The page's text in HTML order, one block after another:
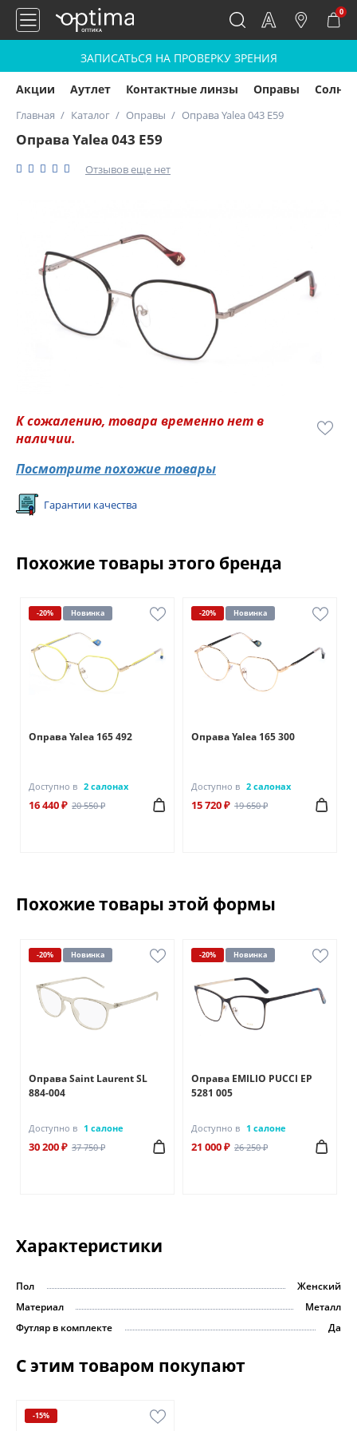
0
ЗАПИСАТЬСЯ НА ПРОВЕРКУ ЗРЕНИЯ
Акции Аутлет Контактные линзы Оправы
Главная Каталог Оправы Оправа Yalea 043 E59
Оправа Yalea 043 E59
Отзывов еще нет
К сожалению, товара временно нет в
наличии.
Посмотрите похожие товары
Гарантии качества
Похожие товары этого бренда
-20% Новинка
Оправа Yalea 165 492
Доступно в 2 салонах
16 440 ₽ 20 550 ₽
-20% Новинка
Оправа Yalea 165 300
Доступно в 2 салонах
15 720 ₽ 19 650 ₽
Похожие товары этой формы
-20% Новинка
Оправа Saint Laurent SL
884-004
Доступно в 1 салоне
30 200 ₽ 37 750 ₽
-20% Новинка
Оправа EMILIO PUCCI EP
5281 005
Доступно в 1 салоне
21 000 ₽ 26 250 ₽
Характеристики
Пол
Женский
Материал
Металл
Футляр в комплекте
Да
С этим товаром покупают
-15%